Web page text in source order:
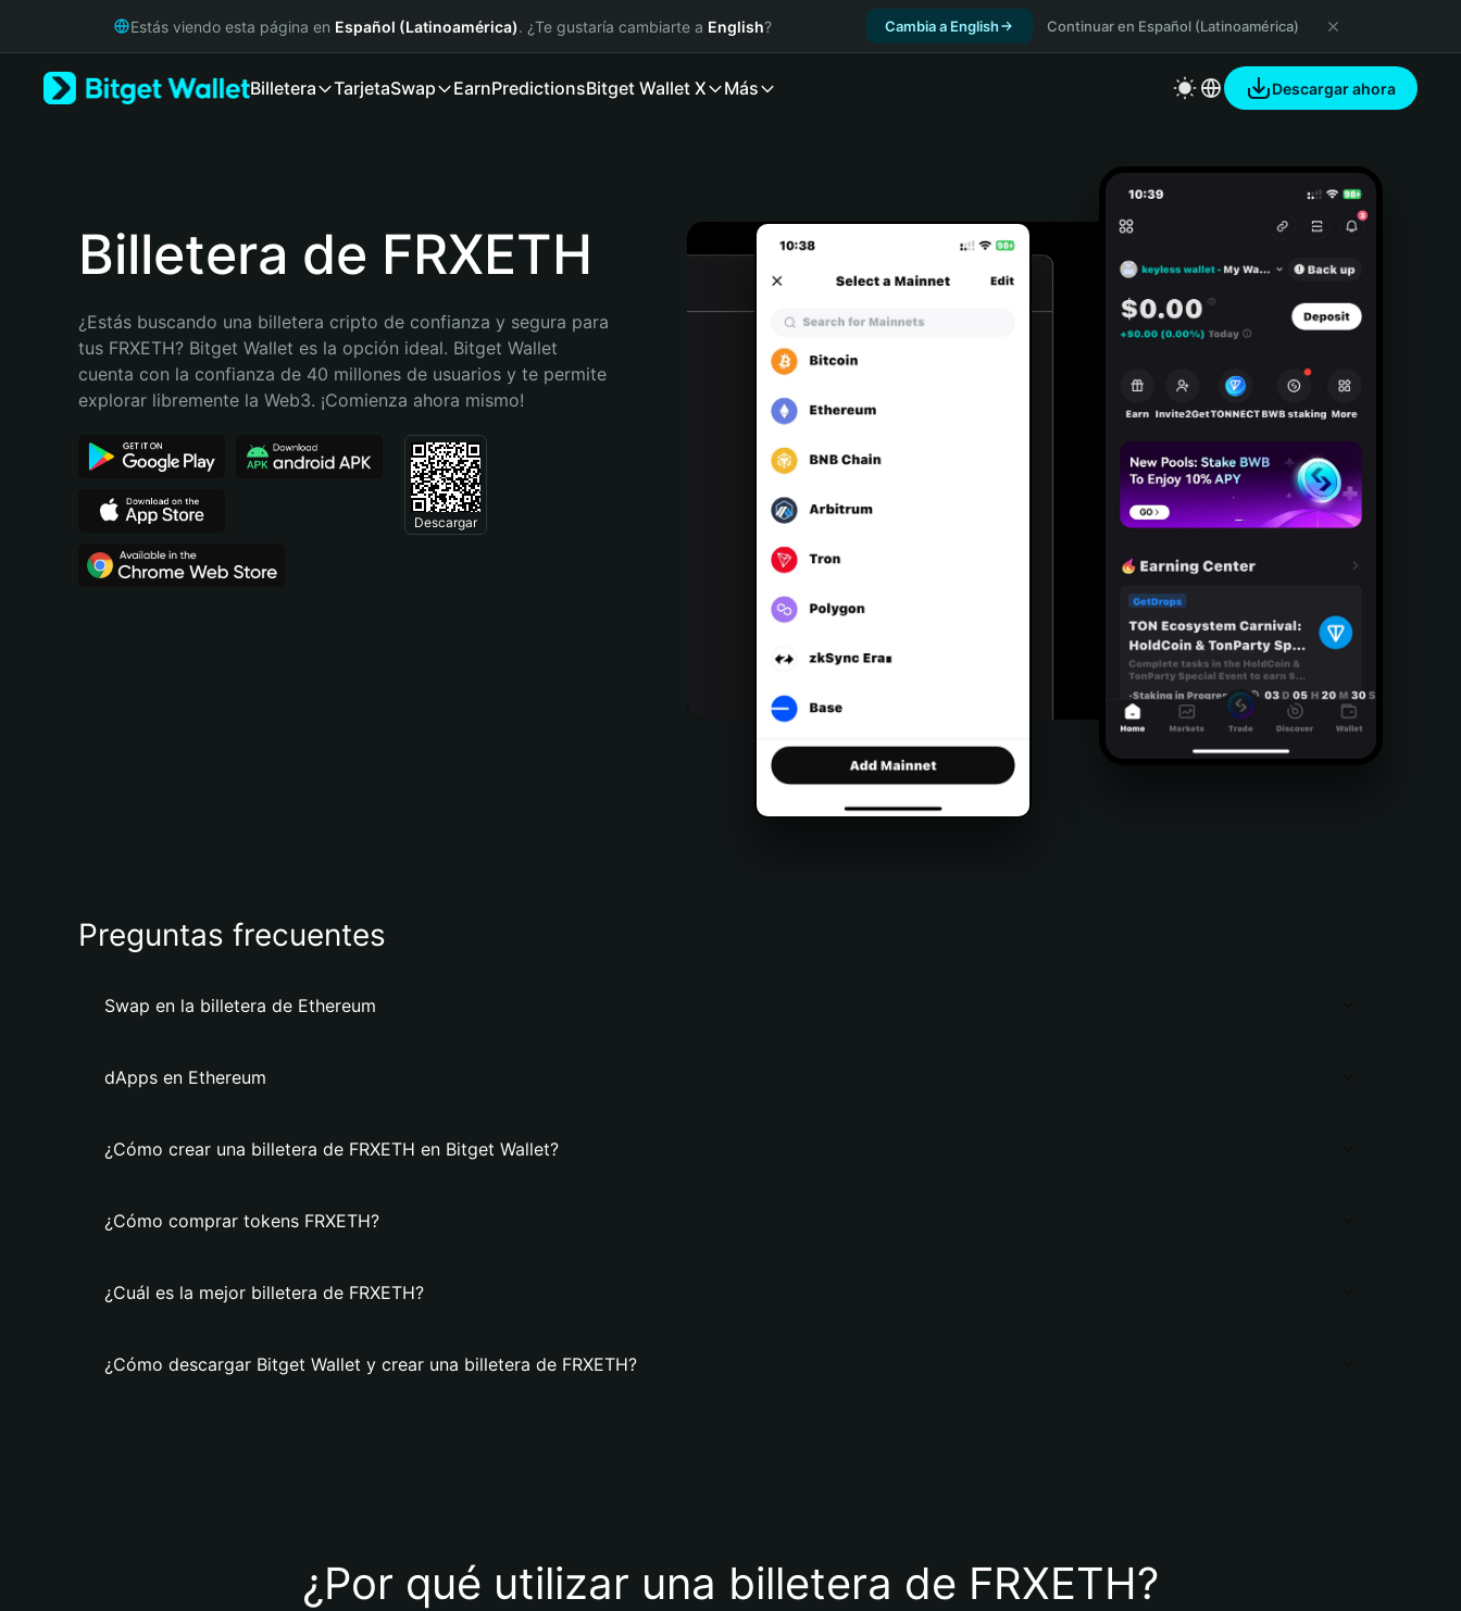
Русский
Bahasa Indonesia
Português (Brasil)
Estás viendo esta página en Español (Latinoamérica). ¿Te gustaría cambiarte a English? Cambia a English Continuar en Español (Latinoamérica)
Billetera TarjetaSwap EarnPredictionsBitget Wallet X Más Descargar ahora
Billetera de FRXETH
¿Estás buscando una billetera cripto de confianza y segura para
tus FRXETH? Bitget Wallet es la opción ideal. Bitget Wallet
cuenta con la confianza de 40 millones de usuarios y te permite
explorar libremente la Web3. ¡Comienza ahora mismo!
Descargar
Preguntas frecuentes
Swap en la billetera de Ethereum
dApps en Ethereum
¿Cómo crear una billetera de FRXETH en Bitget Wallet?
¿Cómo comprar tokens FRXETH?
¿Cuál es la mejor billetera de FRXETH?
¿Cómo descargar Bitget Wallet y crear una billetera de FRXETH?
¿Por qué utilizar una billetera de FRXETH?